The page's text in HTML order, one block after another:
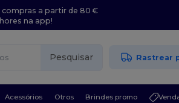
compras a partir de 80 €
na app!
Pesquisar Rastrear
Acessórios Otros Brindes promo